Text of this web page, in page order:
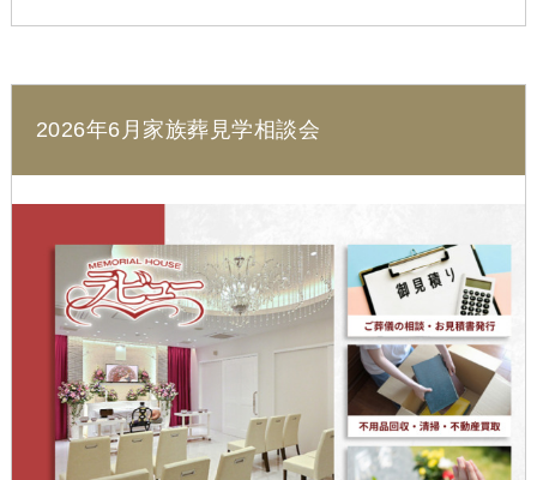
2026年6月家族葬見学相談会